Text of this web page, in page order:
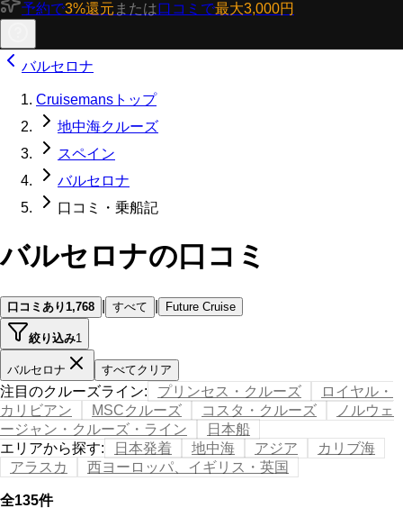
予約で3%還元 または口コミで最大3,000円
バルセロナ
Cruisemansトップ
地中海クルーズ
スペイン
バルセロナ
口コミ・乗船記
バルセロナの口コミ
口コミあり1,768 すべて Future Cruise
絞り込み1
バルセロナ すべてクリア
注目のクルーズライン: プリンセス・クルーズ
ロイヤル・
カリビアン
MSCクルーズ コスタ・クルーズ
ノルウェ
ージャン・クルーズ・ライン
日本船
エリアから探す: 日本発着 地中海 アジア
カリブ海
アラスカ
西ヨーロッパ、イギリス・英国
全135件